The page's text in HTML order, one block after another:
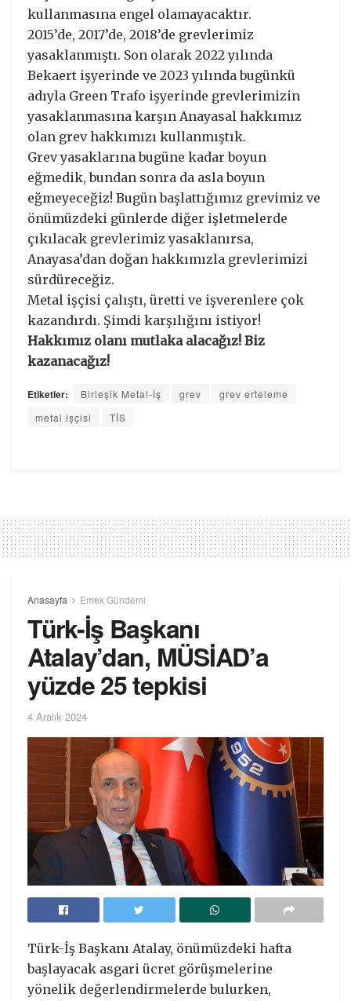
kullanmasına engel olamayacaktır.
2015’de, 2017’de, 2018’de grevlerimiz
yasaklanmıştı. Son olarak 2022 yılında
Bekaert işyerinde ve 2023 yılında bugünkü
adıyla Green Trafo işyerinde grevlerimizin
yasaklanmasına karşın Anayasal hakkımız
olan grev hakkımızı kullanmıştık.
Grev yasaklarına bugüne kadar boyun
eğmedik, bundan sonra da asla boyun
eğmeyeceğiz! Bugün başlattığımız grevimiz ve
önümüzdeki günlerde diğer işletmelerde
çıkılacak grevlerimiz yasaklanırsa,
Anayasa’dan doğan hakkımızla grevlerimizi
sürdüreceğiz.
Metal işçisi çalıştı, üretti ve işverenlere çok
kazandırdı. Şimdi karşılığını istiyor!
Hakkımız olanı mutlaka alacağız! Biz
kazanacağız!
Etiketler: Birleşik Metal-İş grev
grev erteleme
metal işçisi
TİS
Anasayfa Emek Gündemi
Türk-İş Başkanı
Atalay’dan, MÜSİAD’a
yüzde 25 tepkisi
4 Aralık 2024
Türk-İş Başkanı Atalay, önümüzdeki hafta
başlayacak asgari ücret görüşmelerine
yönelik değerlendirmelerde bulurken,